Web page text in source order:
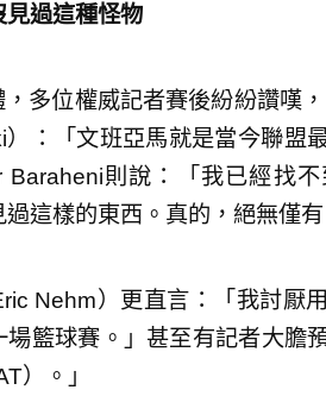
過這種怪物
多位權威記者賽後紛紛讚嘆
：「文班亞馬就是當今聯盟
則說：「我已經找
這樣的東西。真的，絕無僅有
Nehm）更直言：「我討
籃球賽。」甚至有記者大膽
）。」